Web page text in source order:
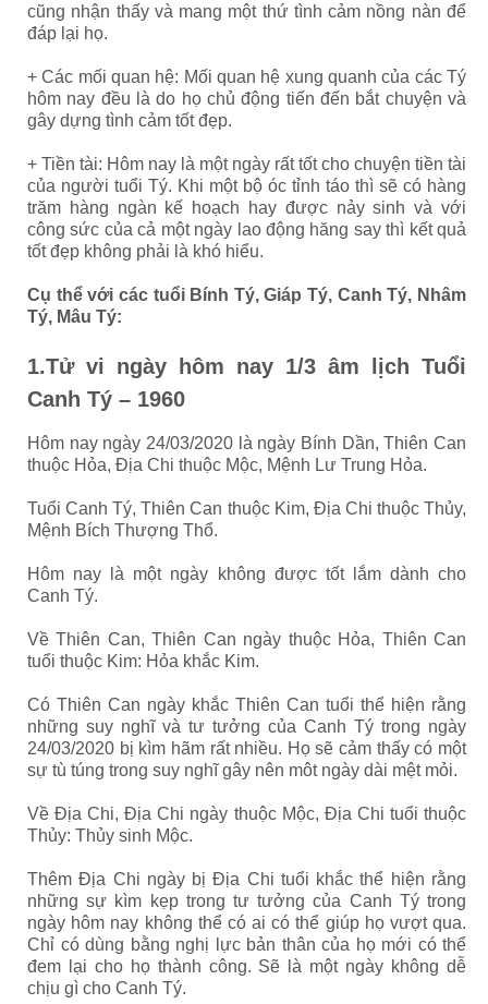
cũng nhận thấy và mang một thứ tình cảm nồng nàn để
đáp lại họ.
+ Các mối quan hệ: Mối quan hệ xung quanh của các Tý
hôm nay đều là do họ chủ động tiến đến bắt chuyện và
gây dựng tình cảm tốt đẹp.
+ Tiền tài: Hôm nay là một ngày rất tốt cho chuyện tiền tài
của người tuổi Tý. Khi một bộ óc tỉnh táo thì sẽ có hàng
trăm hàng ngàn kế hoạch hay được nảy sinh và với
công sức của cả một ngày lao động hăng say thì kết quả
tốt đẹp không phải là khó hiểu.
Cụ thể với các tuổi Bính Tý, Giáp Tý, Canh Tý, Nhâm
Tý, Mâu Tý:
1.Tử vi ngày hôm nay 1/3 âm lịch Tuổi
Canh Tý – 1960
Hôm nay ngày 24/03/2020 là ngày Bính Dần, Thiên Can
thuộc Hỏa, Địa Chi thuộc Mộc, Mệnh Lư Trung Hỏa.
Tuổi Canh Tý, Thiên Can thuộc Kim, Địa Chi thuộc Thủy,
Mệnh Bích Thượng Thổ.
Hôm nay là một ngày không được tốt lắm dành cho
Canh Tý.
Về Thiên Can, Thiên Can ngày thuộc Hỏa, Thiên Can
tuổi thuộc Kim: Hỏa khắc Kim.
Có Thiên Can ngày khắc Thiên Can tuổi thể hiện rằng
những suy nghĩ và tư tưởng của Canh Tý trong ngày
24/03/2020 bị kìm hãm rất nhiều. Họ sẽ cảm thấy có một
sự tù túng trong suy nghĩ gây nên môt ngày dài mệt mỏi.
Về Địa Chi, Địa Chi ngày thuộc Mộc, Địa Chi tuổi thuộc
Thủy: Thủy sinh Mộc.
Thêm Địa Chi ngày bị Địa Chi tuổi khắc thể hiện rằng
những sự kìm kẹp trong tư tưởng của Canh Tý trong
ngày hôm nay không thể có ai có thể giúp họ vượt qua.
Chỉ có dùng bằng nghị lực bản thân của họ mới có thể
đem lại cho họ thành công. Sẽ là một ngày không dễ
chịu gì cho Canh Tý.